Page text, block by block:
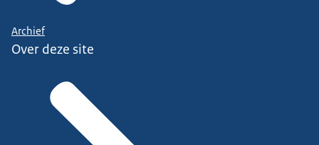
Archief
Over deze site